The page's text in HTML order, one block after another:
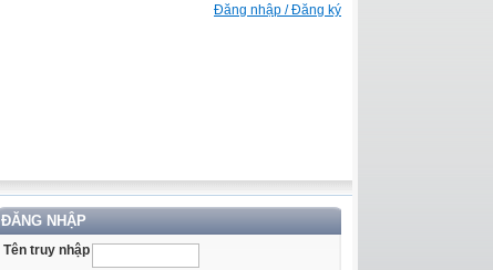
Đăng nhập / Đăng ký
ĐĂNG NHẬP
Tên truy nhập